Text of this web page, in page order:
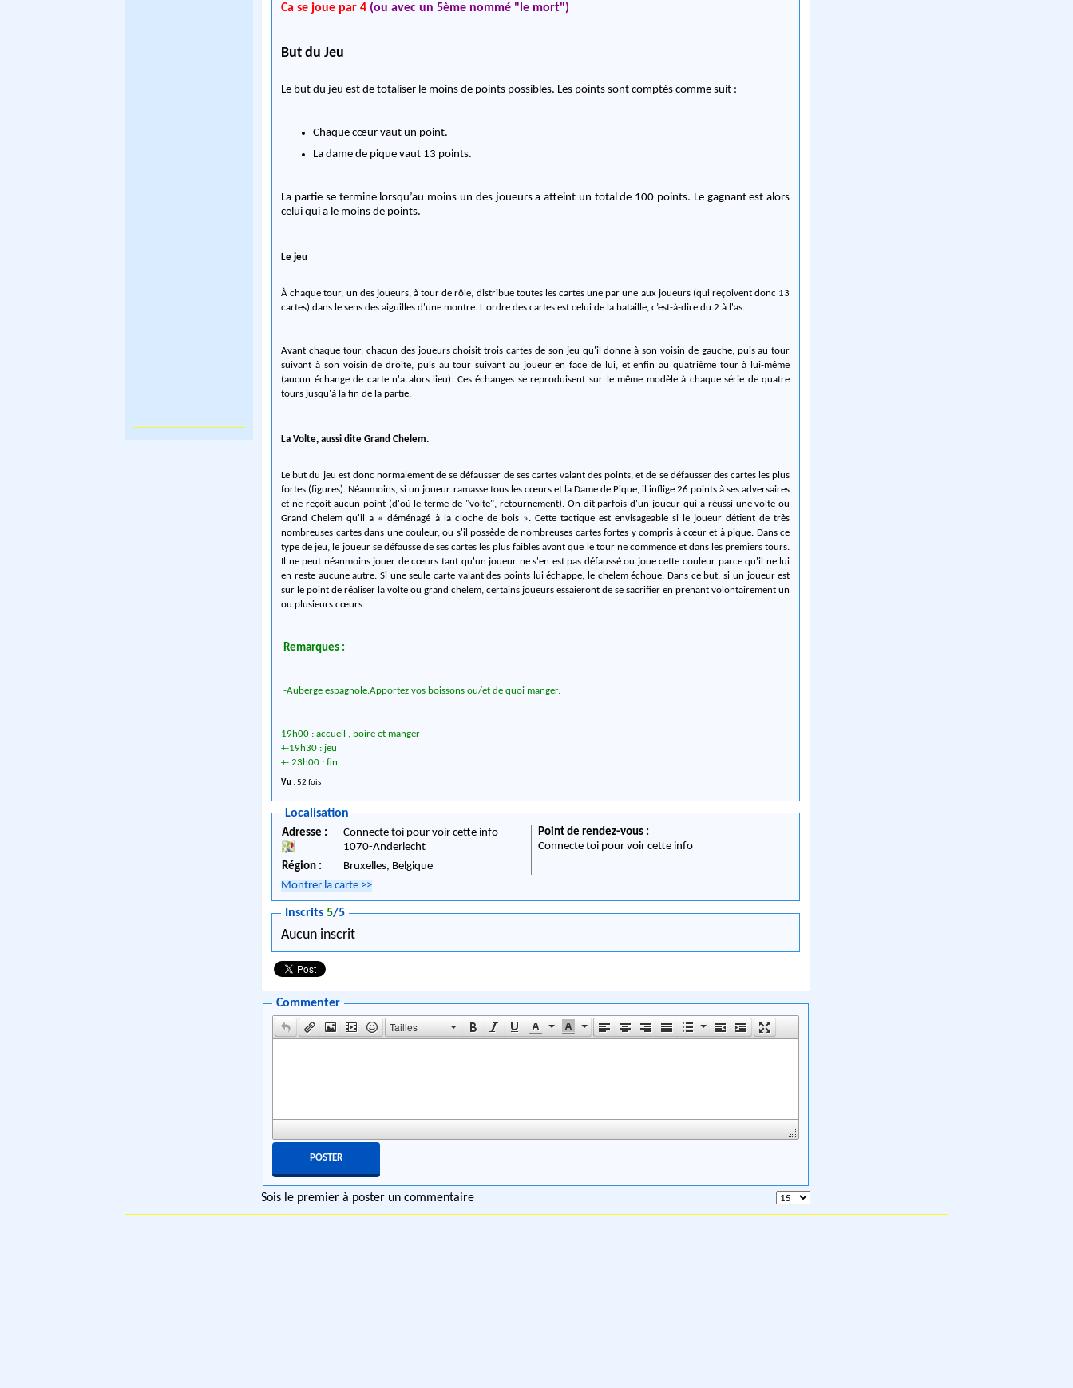
Ca se joue par 4 (ou avec un 5ème nommé "le mort")
But du Jeu
Le but du jeu est de totaliser le moins de points possibles. Les points sont comptés comme suit :
Chaque cœur vaut un point.
La dame de pique vaut 13 points.
La partie se termine lorsqu’au moins un des joueurs a atteint un total de 100 points. Le gagnant est alors
celui qui a le moins de points.
Le jeu
À chaque tour, un des joueurs, à tour de rôle, distribue toutes les cartes une par une aux joueurs (qui reçoivent donc 13
cartes) dans le sens des aiguilles d'une montre. L'ordre des cartes est celui de la bataille, c’est-à-dire du 2 à l'as.
Avant chaque tour, chacun des joueurs choisit trois cartes de son jeu qu'il donne à son voisin de gauche, puis au tour
suivant à son voisin de droite, puis au tour suivant au joueur en face de lui, et enfin au quatrième tour à lui-même
(aucun échange de carte n'a alors lieu). Ces échanges se reproduisent sur le même modèle à chaque série de quatre
tours jusqu'à la fin de la partie.
La Volte, aussi dite Grand Chelem.
Le but du jeu est donc normalement de se défausser de ses cartes valant des points, et de se défausser des cartes les plus
fortes (figures). Néanmoins, si un joueur ramasse tous les cœurs et la Dame de Pique, il inflige 26 points à ses adversaires
et ne reçoit aucun point (d'où le terme de "volte", retournement). On dit parfois d'un joueur qui a réussi une volte ou
Grand Chelem qu'il a « déménagé à la cloche de bois ». Cette tactique est envisageable si le joueur détient de très
nombreuses cartes dans une couleur, ou s'il possède de nombreuses cartes fortes y compris à cœur et à pique. Dans ce
type de jeu, le joueur se défausse de ses cartes les plus faibles avant que le tour ne commence et dans les premiers tours.
Il ne peut néanmoins jouer de cœurs tant qu'un joueur ne s'en est pas défaussé ou joue cette couleur parce qu'il ne lui
en reste aucune autre. Si une seule carte valant des points lui échappe, le chelem échoue. Dans ce but, si un joueur est
sur le point de réaliser la volte ou grand chelem, certains joueurs essaieront de se sacrifier en prenant volontairement un
ou plusieurs cœurs.
Remarques :
-Auberge espagnole.Apportez vos boissons ou/et de quoi manger.
19h00 : accueil , boire et manger
+-19h30 : jeu
+- 23h00 : fin
Vu : 52 fois
Localisation
Adresse :
Connecte toi pour voir cette info
1070-Anderlecht
Région :
Bruxelles, Belgique
Point de rendez-vous :
Connecte toi pour voir cette info
Montrer la carte >>
Inscrits5/5
Aucun inscrit
Commenter
Tailles
Sois le premier à poster un commentaire